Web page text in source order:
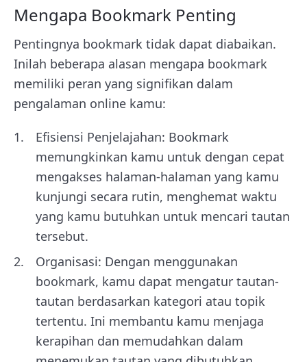
Mengapa Bookmark Penting
Pentingnya bookmark tidak dapat diabaikan.
Inilah beberapa alasan mengapa bookmark
memiliki peran yang signifikan dalam
pengalaman online kamu:
Efisiensi Penjelajahan: Bookmark
memungkinkan kamu untuk dengan cepat
mengakses halaman-halaman yang kamu
kunjungi secara rutin, menghemat waktu
yang kamu butuhkan untuk mencari tautan
tersebut.
Organisasi: Dengan menggunakan
bookmark, kamu dapat mengatur tautan-
tautan berdasarkan kategori atau topik
tertentu. Ini membantu kamu menjaga
kerapihan dan memudahkan dalam